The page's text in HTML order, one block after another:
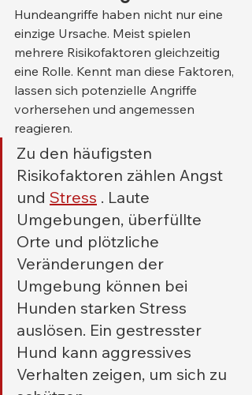
Hundeangriffe haben nicht nur eine
einzige Ursache. Meist spielen
mehrere Risikofaktoren gleichzeitig
eine Rolle. Kennt man diese Faktoren,
lassen sich potenzielle Angriffe
vorhersehen und angemessen
reagieren.
Zu den häufigsten
Risikofaktoren zählen Angst
und Stress . Laute
Umgebungen, überfüllte
Orte und plötzliche
Veränderungen der
Umgebung können bei
Hunden starken Stress
auslösen. Ein gestresster
Hund kann aggressives
Verhalten zeigen, um sich zu